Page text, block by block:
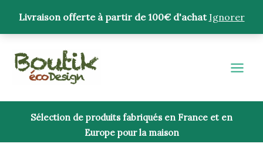
Livraison offerte à partir de 100€ d'achat Ignorer
contenu
Sélection de produits fabriqués en France et en
Europe pour la maison